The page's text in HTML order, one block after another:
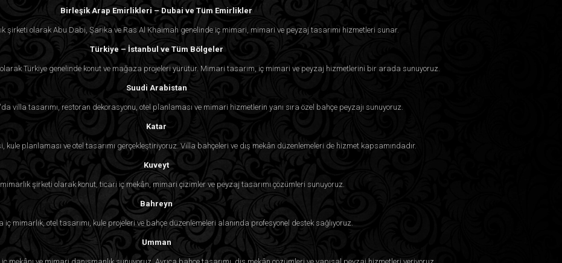
Birleşik Arap Emirlikleri – Dubai ve Tüm Emirlikler
şirketi olarak Abu Dabi, Şarika ve Ras Al Khaimah genelinde iç mimari, mimari ve peyzaj tasarımı hizmetleri sunar.
Türkiye – İstanbul ve Tüm Bölgeler
Türkiye genelinde konut ve mağaza projeleri yürütür. Mimari tasarım, iç mimari ve peyzaj hizmetlerini bir arada sunuyoruz.
Suudi Arabistan
villa tasarımı, restoran dekorasyonu, otel planlaması ve mimari hizmetlerin yanı sıra özel bahçe peyzajı sunuyoruz.
Katar
planlaması ve otel tasarımı gerçekleştiriyoruz. Villa bahçeleri ve dış mekân düzenlemeleri de hizmet kapsamındadır.
Kuveyt
şirketi olarak konut, ticari iç mekân, mimari çizimler ve peyzaj tasarımı çözümleri sunuyoruz.
Bahreyn
mimarlık, otel tasarımı, kule projeleri ve bahçe düzenlemeleri alanında profesyonel destek sağlıyoruz.
Umman